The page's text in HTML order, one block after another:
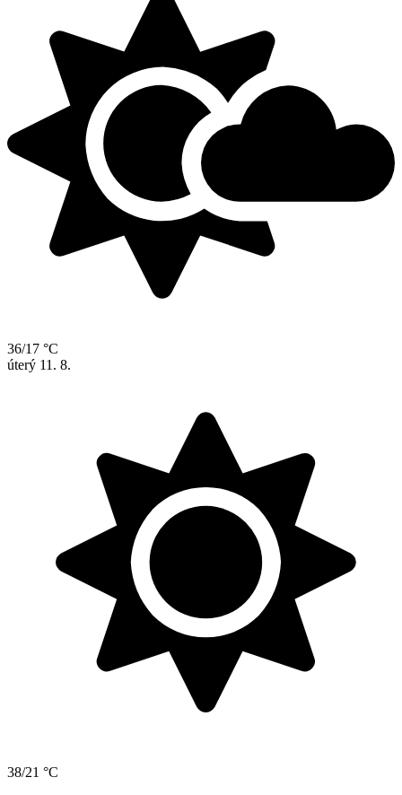
36/17 °C
úterý 11. 8.
38/21 °C